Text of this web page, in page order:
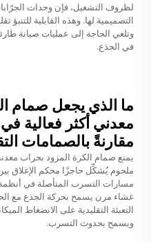
لظروف التشغيل، فإن وحدات
التصميمية لها. وهذه القابلية
وتلغي الحاجة إلى عمليات صيانة
في الجذع.
ما الذي يجعل صمام
معدني أكثر فعالية
مقارنةً بالصمامات
يمنع صمام الكرة المزود بجراب
ملحوم يُشكِّل حاجزًا محكم الإغلاق
مسارات التسرب المتأصلة في أنظمة
غشاء مرن يسمح بحركة الجذع مع
التعبئة التقليدية على الانضغاط
ويسمح بحدوث التسرب.